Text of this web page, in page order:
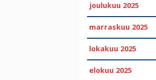
joulukuu 2025
marraskuu 2025
lokakuu 2025
elokuu 2025